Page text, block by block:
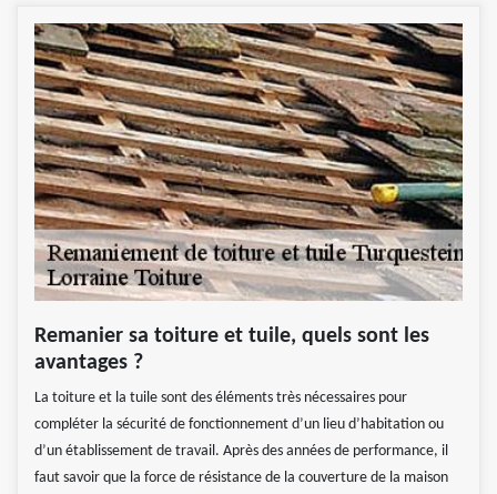
Remanier sa toiture et tuile, quels sont les
avantages ?
La toiture et la tuile sont des éléments très nécessaires pour
compléter la sécurité de fonctionnement d’un lieu d’habitation ou
d’un établissement de travail. Après des années de performance, il
faut savoir que la force de résistance de la couverture de la maison